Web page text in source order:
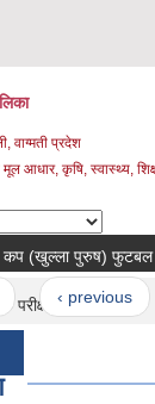
वाग्मती प्रदेश
आधार, कृषि, स्वास्थ्य,
पुरुष) फुटबल
‹ previous
परीक्षण